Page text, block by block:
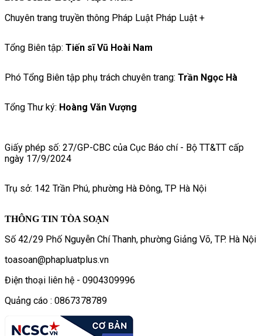
Chuyên trang truyền thông Pháp Luật Pháp Luật +
Tổng Biên tập: Tiến sĩ Vũ Hoài Nam
Phó Tổng Biên tập phụ trách chuyên trang: Trần Ngọc Hà
Tổng Thư ký: Hoàng Văn Vượng
Giấy phép số: 27/GP-CBC của Cục Báo chí - Bộ TT&TT cấp
ngày 17/9/2024
Trụ sở: 142 Trần Phú, phường Hà Đông, TP Hà Nội
THÔNG TIN TÒA SOẠN
Số 42/29 Phố Nguyễn Chí Thanh, phường Giảng Võ, TP. Hà Nội
toasoan@phapluatplus.vn
Điện thoại liên hệ - 0904309996
Quảng cáo : 0867378789